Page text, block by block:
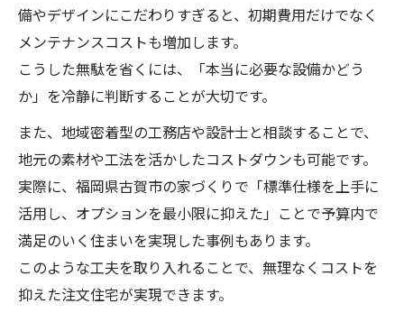
備やデザインにこだわりすぎると、初期費用だけでなく
メンテナンスコストも増加します。
こうした無駄を省くには、「本当に必要な設備かどう
か」を冷静に判断することが大切です。
また、地域密着型の工務店や設計士と相談することで、
地元の素材や工法を活かしたコストダウンも可能です。
実際に、福岡県古賀市の家づくりで「標準仕様を上手に
活用し、オプションを最小限に抑えた」ことで予算内で
満足のいく住まいを実現した事例もあります。
このような工夫を取り入れることで、無理なくコストを
抑えた注文住宅が実現できます。